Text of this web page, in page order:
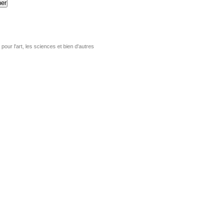
pour l'art, les sciences et bien d'autres